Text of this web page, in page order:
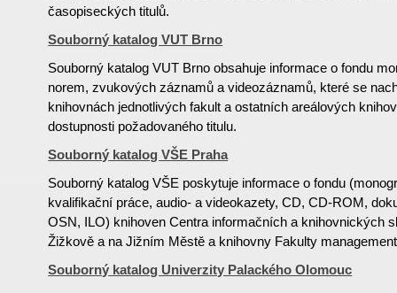
časopiseckých titulů.
Souborný katalog VUT Brno
Souborný katalog VUT Brno obsahuje informace o fondu
norem, zvukových záznamů a videozáznamů, které se
knihovnách jednotlivých fakult a ostatních areálových
dostupnosti požadovaného titulu.
Souborný katalog VŠE Praha
Souborný katalog VŠE poskytuje informace o fondu
kvalifikační práce, audio- a videokazety, CD, CD-ROM,
OSN, ILO) knihoven Centra informačních a knihovnických
Žižkově a na Jižním Městě a knihovny Fakulty
Souborný katalog Univerzity Palackého Olomouc